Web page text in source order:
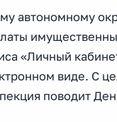
автономному
«Личный
виде. С
поводит